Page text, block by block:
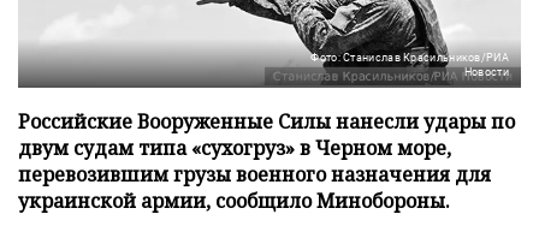
Фото: Станислав Красильников/РИА
Новости
Российские Вооруженные Силы нанесли удары по
двум судам типа «сухогруз» в Черном море,
перевозившим грузы военного назначения для
украинской армии, сообщило Минобороны.